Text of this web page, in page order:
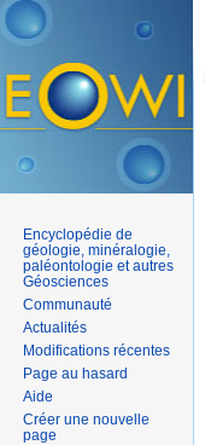
Encyclopédie de
géologie, minéralogie,
paléontologie et autres
Géosciences
Communauté
Actualités
Modifications récentes
Page au hasard
Aide
Créer une nouvelle
page